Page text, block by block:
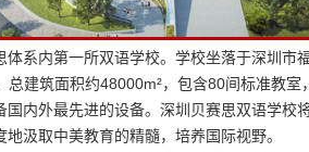
体系内第一所双语学校。学校坐落于深圳
总建筑面积约48000m²，包含80间标准教
内外最先进的设备。深圳贝赛思双语学校
汲取中美教育的精髓，培养国际视野。